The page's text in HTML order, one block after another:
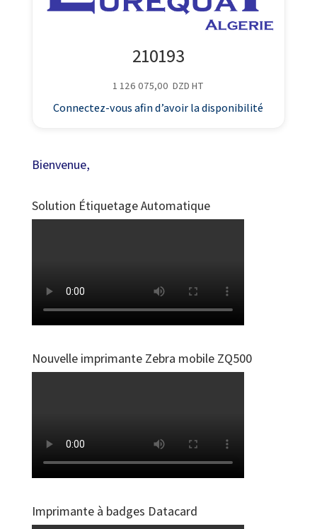
210193
1 126 075,00 DZD HT
Connectez-vous afin d’avoir la disponibilité
Bienvenue,
Solution Étiquetage Automatique
Nouvelle imprimante Zebra mobile ZQ500
Imprimante à badges Datacard